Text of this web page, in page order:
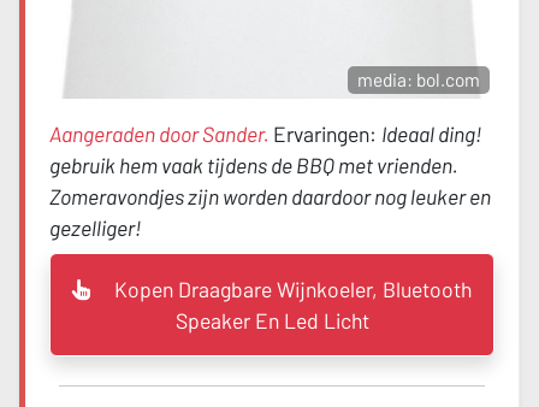
media: bol.com
Aangeraden door Sander. Ervaringen: Ideaal ding!
gebruik hem vaak tijdens de BBQ met vrienden.
Zomeravondjes zijn worden daardoor nog leuker en
gezelliger!
Kopen Draagbare Wijnkoeler, Bluetooth
Speaker En Led Licht